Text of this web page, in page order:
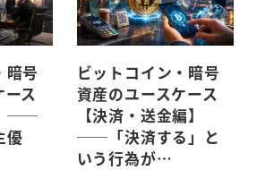
暗号
ス
──
優
ビットコイン・暗号
資産のユースケース
【決済・送金編】
──「決済する」と
いう行為が…